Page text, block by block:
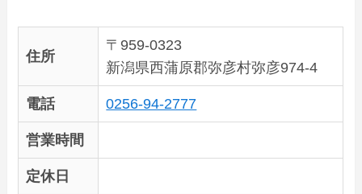
住所
〒959-0323
新潟県西蒲原郡弥彦村弥彦974-4
電話 0256-94-2777
営業時間
定休日